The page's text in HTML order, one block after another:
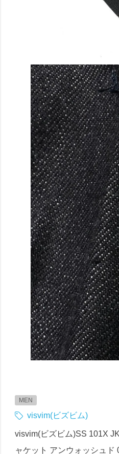
MEN
visvim(ビズビム)
visvim(ビズビム)SS 101X
ャケット アンウォッシュド